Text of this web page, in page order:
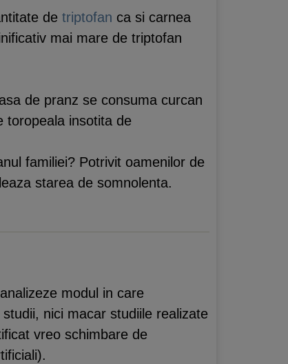
de triptofan ca si carnea
mai mare de triptofan
de pranz se consuma curcan
toropeala insotita de
familiei? Potrivit oamenilor de
starea de somnolenta.
modul in care
nici macar studiile realizate
vreo schimbare de